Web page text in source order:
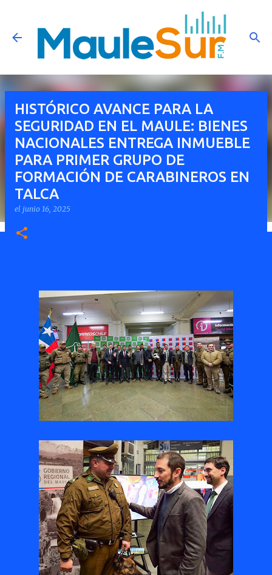
Ir al contenido principal
HISTÓRICO AVANCE PARA LA
SEGURIDAD EN EL MAULE: BIENES
NACIONALES ENTREGA INMUEBLE
PARA PRIMER GRUPO DE
FORMACIÓN DE CARABINEROS EN
TALCA
el junio 16, 2025